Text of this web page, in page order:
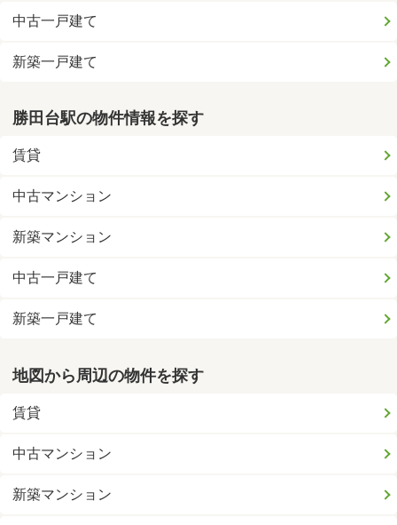
中古一戸建て
新築一戸建て
勝田台駅の物件情報を探す
賃貸
中古マンション
新築マンション
中古一戸建て
新築一戸建て
地図から周辺の物件を探す
賃貸
中古マンション
新築マンション